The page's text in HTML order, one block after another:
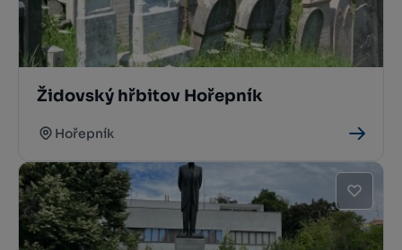
Židovský hřbitov Hořepník
Hořepník